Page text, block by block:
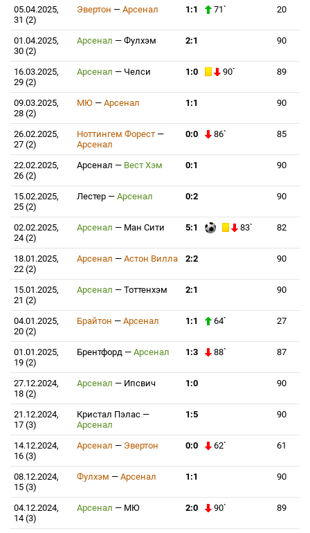
05.04.2025,
31 (2)
Эвертон — Арсенал 1:1 71` 20
01.04.2025,
30 (2)
Арсенал — Фулхэм 2:1 90
16.03.2025,
29 (2)
Арсенал — Челси 1:0 90` 89
09.03.2025,
28 (2)
МЮ — Арсенал 1:1 90
26.02.2025,
27 (2)
Ноттингем Форест —
Арсенал
0:0 86` 85
22.02.2025,
26 (2)
Арсенал — Вест Хэм 0:1 90
15.02.2025,
25 (2)
Лестер — Арсенал 0:2 90
02.02.2025,
24 (2)
Арсенал — Ман Сити 5:1 83` 82
18.01.2025,
22 (2)
Арсенал — Астон Вилла 2:2 90
15.01.2025,
21 (2)
Арсенал — Тоттенхэм 2:1 90
04.01.2025,
20 (2)
Брайтон — Арсенал 1:1 64` 27
01.01.2025,
19 (2)
Брентфорд — Арсенал 1:3 88` 87
27.12.2024,
18 (2)
Арсенал — Ипсвич 1:0 90
21.12.2024,
17 (3)
Кристал Пэлас —
Арсенал
1:5 90
14.12.2024,
16 (3)
Арсенал — Эвертон 0:0 62` 61
08.12.2024,
15 (3)
Фулхэм — Арсенал 1:1 90
04.12.2024,
14 (3)
Арсенал — МЮ 2:0 90` 89